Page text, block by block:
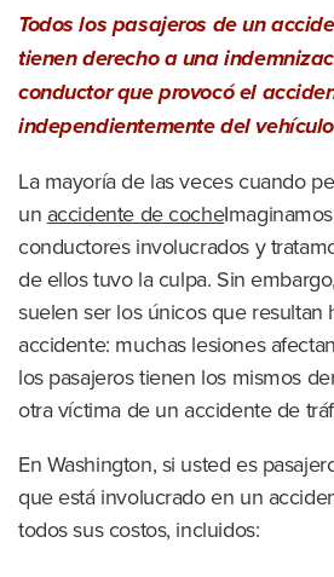
Todos los pasajeros de un
tienen derecho a una
conductor que provocó el
independientemente del
La mayoría de las veces cuando
un accidente de coche
conductores involucrados y
de ellos tuvo la culpa. Sin
suelen ser los únicos que resultan
accidente: muchas lesiones
los pasajeros tienen los mismos
otra víctima de un accidente de
En Washington, si usted es
que está involucrado en un
todos sus costos, incluidos: